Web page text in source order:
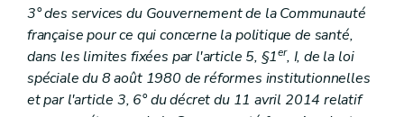
Art. 40
TitreIV
Secrétariat
Art. 41
Titre VI
( (...)– Décret du 3 décembre 2015, art. 111, 2°)
Art. 42
LivreIII
Plaintes
3° des services du Gouvernement de la Communauté
française pour ce qui concerne la politique de santé,
dans les limites fixées par l'article 5, §1er, I, de la loi
spéciale du 8 août 1980 de réformes institutionnelles
et par l'article 3, 6° du décret du 11 avril 2014 relatif